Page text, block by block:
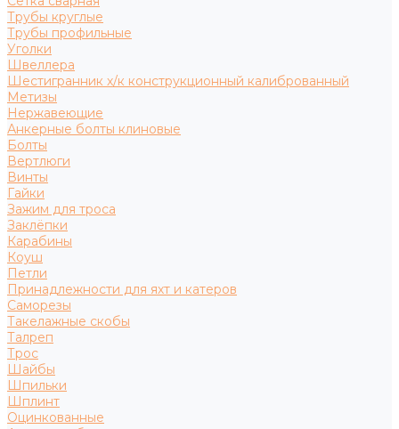
Трубы круглые
Трубы профильные
Уголки
Швеллера
Шестигранник х/к конструкционный калиброванный
Метизы
Нержавеющие
Анкерные болты клиновые
Болты
Вертлюги
Винты
Гайки
Зажим для троса
Заклёпки
Карабины
Коуш
Петли
Принадлежности для яхт и катеров
Саморезы
Такелажные скобы
Талреп
Трос
Шайбы
Шпильки
Шплинт
Оцинкованные